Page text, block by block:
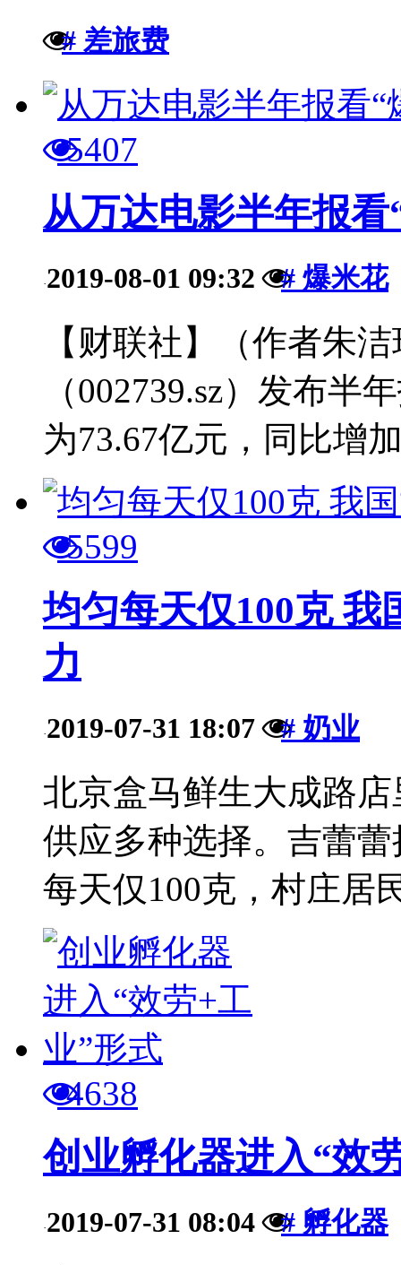
# 差旅费
5407
从万达电影半年报
·2019-08-01 09:32 # 爆米花
【财联社】（作者朱
（002739.sz）发布半
为73.67亿元，同比增
5599
均匀每天仅100克 我
力
·2019-07-31 18:07 # 奶业
北京盒马鲜生大成路
供应多种选择。吉蕾
每天仅100克，村庄居
4638
创业孵化器进入“效
·2019-07-31 08:04 # 孵化器